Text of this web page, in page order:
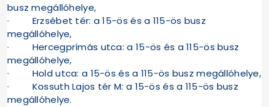
busz megállóhelye,
· Erzsébet tér: a 15-ös és a 115-ös busz
megállóhelye,
· Hercegprímás utca: a 15-ös és a 115-ös busz
megállóhelye,
· Hold utca: a 15-ös és a 115-ös busz megállóhelye,
· Kossuth Lajos tér M: a 15-ös és a 115-ös busz
megállóhelye.